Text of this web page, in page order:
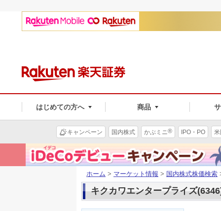
はじめての方へ 商品
キャンペーン 国内株式 かぶミニ® IPO・PO
ホーム > マーケット情報 > 国内株式株価検索
キクカワエンタープライズ